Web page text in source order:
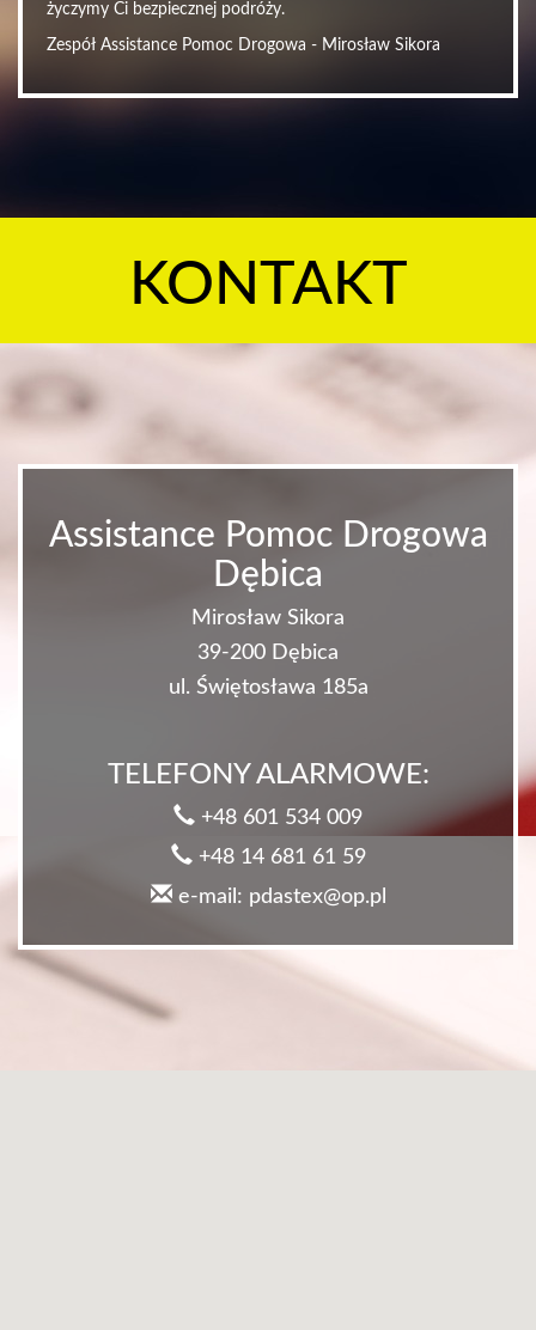
życzymy Ci bezpiecznej podróży.
Zespół Assistance Pomoc Drogowa - Mirosław Sikora
KONTAKT
Assistance Pomoc Drogowa
Dębica
Mirosław Sikora
39-200 Dębica
ul. Świętosława 185a
TELEFONY ALARMOWE:
+48 601 534 009
+48 14 681 61 59
e-mail: pdastex@op.pl